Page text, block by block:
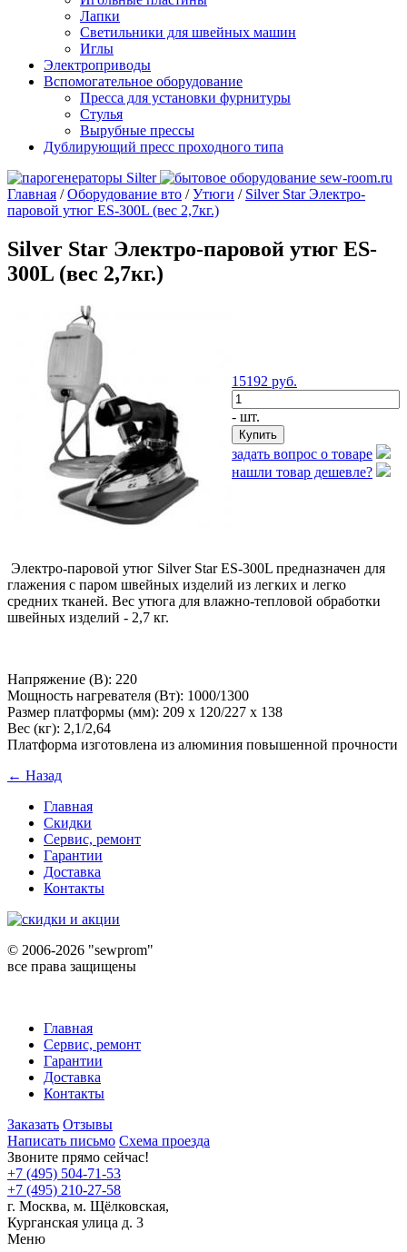
Лапки
Светильники для швейных машин
Иглы
Электроприводы
Вспомогательное оборудование
Пресса для установки фурнитуры
Стулья
Вырубные прессы
Дублирующий пресс проходного типа
Главная /Оборудование вто /Утюги / Silver Star Электро-
паровой утюг ES-300L (вес 2,7кг.)
Silver Star Электро-паровой утюг ES-
300L (вес 2,7кг.)
15192 руб.
- шт.
задать вопрос о товаре
нашли товар дешевле?
Электро-паровой утюг Silver Star ES-300L предназначен для
глажения с паром швейных изделий из легких и легко
средних тканей. Вес утюга для влажно-тепловой обработки
швейных изделий - 2,7 кг.
Напряжение (В): 220
Мощность нагревателя (Вт): 1000/1300
Размер платформы (мм): 209 х 120/227 х 138
Вес (кг): 2,1/2,64
Платформа изготовлена из алюминия повышенной прочности
← Назад
Главная
Скидки
Сервис, ремонт
Гарантии
Доставка
Контакты
© 2006-2026 "sewprom"
все права защищены
Главная
Сервис, ремонт
Гарантии
Доставка
Контакты
Заказать Отзывы
Написать письмо Схема проезда
Звоните прямо сейчас!
+7 (495) 504-71-53
+7 (495) 210-27-58
г. Москва, м. Щёлковская,
Курганская улица д. 3
Меню